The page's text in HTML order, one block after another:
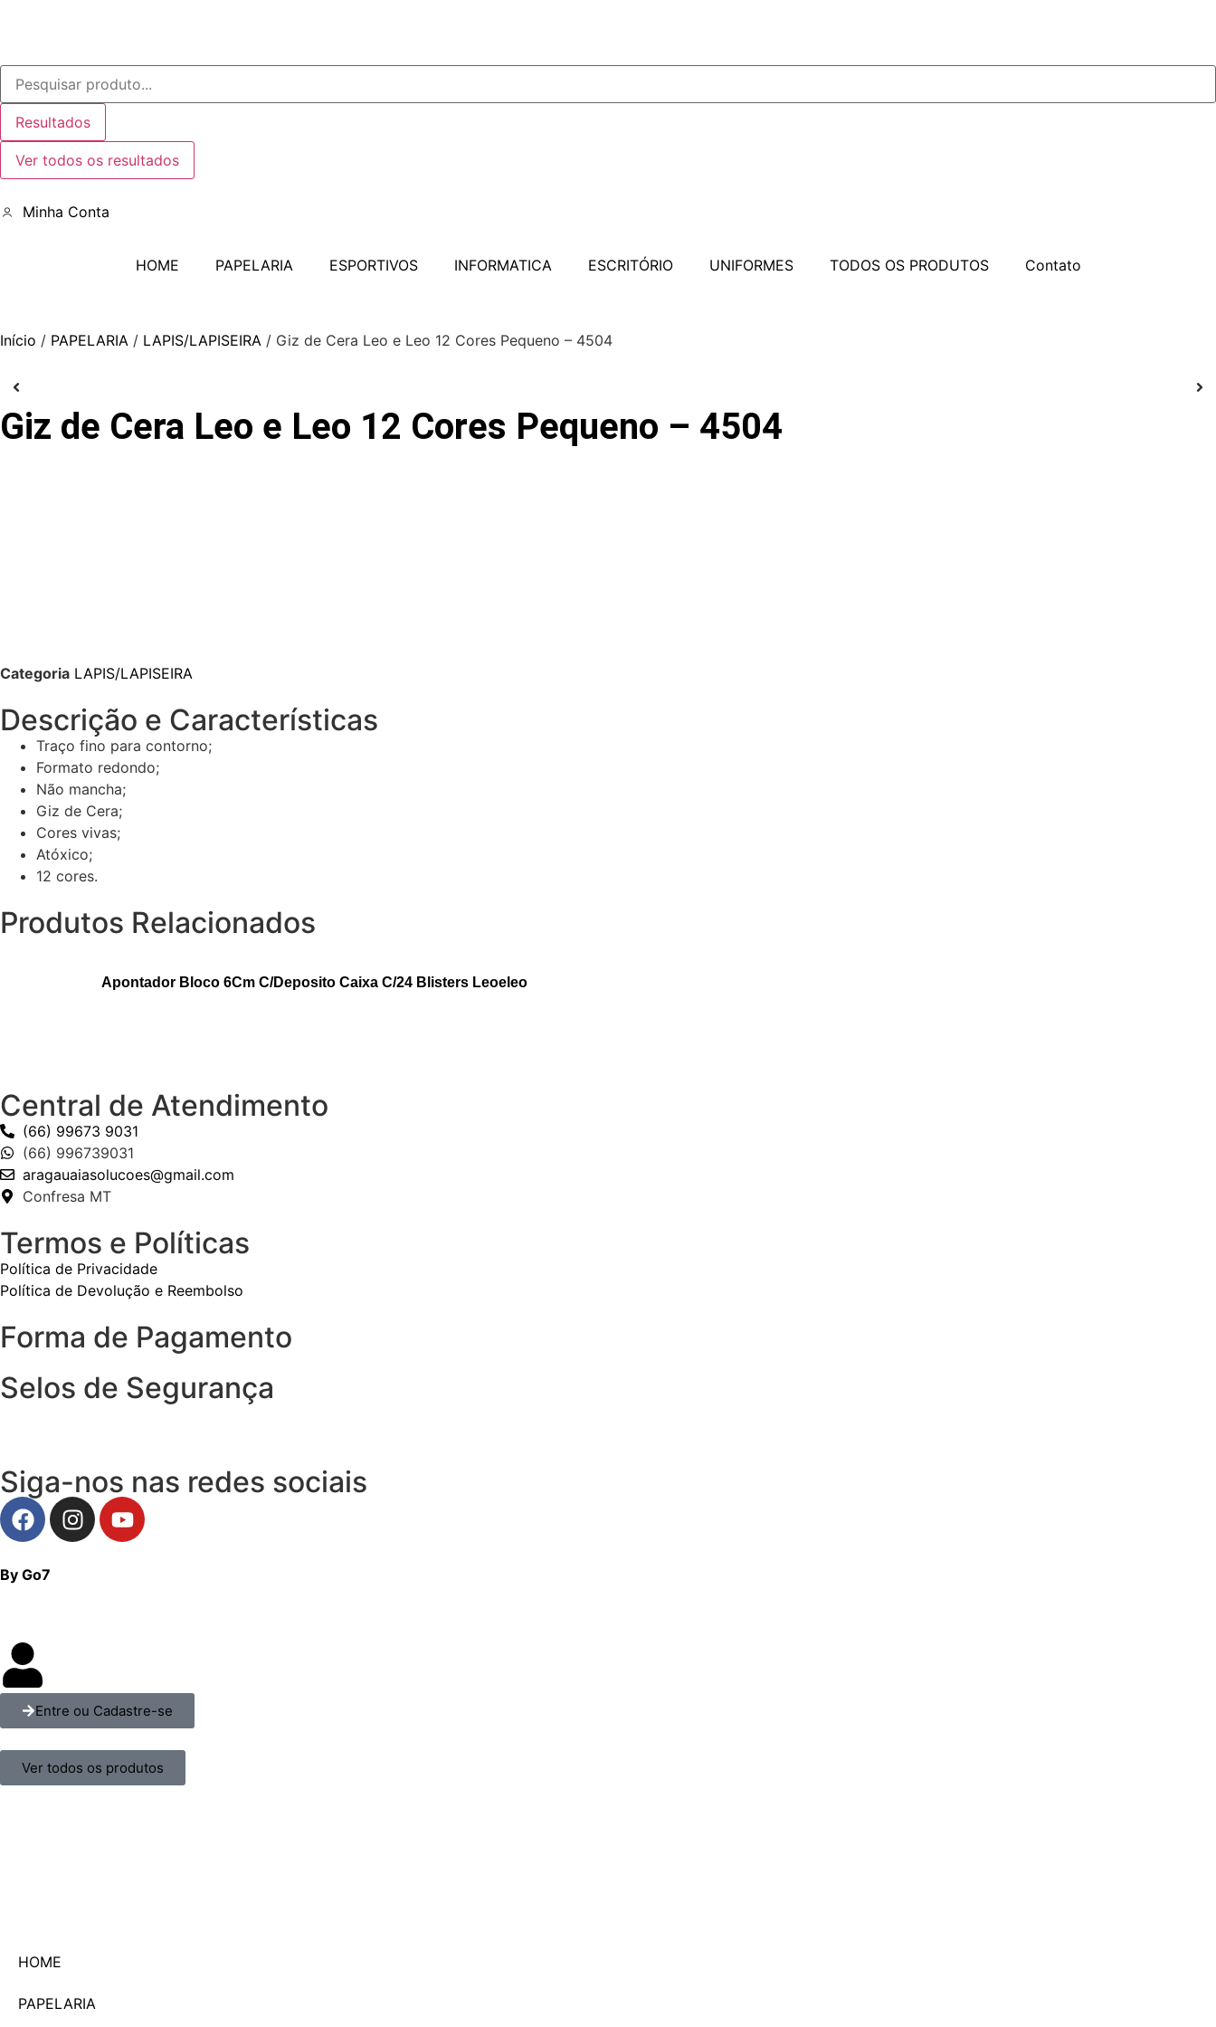
Resultados
Ver todos os resultados
Minha Conta
HOME PAPELARIA ESPORTIVOS INFORMATICA ESCRITÓRIO UNIFORMES TODOS OS PRODUTOS Contato
Início / PAPELARIA / LAPIS/LAPISEIRA / Giz de Cera Leo e Leo 12 Cores Pequeno – 4504
Giz de Cera Leo e Leo 12 Cores Pequeno – 4504
Categoria LAPIS/LAPISEIRA
Descrição e Características
Traço fino para contorno;
Formato redondo;
Não mancha;
Giz de Cera;
Cores vivas;
Atóxico;
12 cores.
Produtos Relacionados
Apontador Bloco 6Cm C/Deposito Caixa C/24 Blisters Leoeleo
Central de Atendimento
(66) 99673 9031
(66) 996739031
aragauaiasolucoes@gmail.com
Confresa MT
Termos e Políticas
Política de Privacidade
Política de Devolução e Reembolso
Forma de Pagamento
Selos de Segurança
Siga-nos nas redes sociais
By Go7
Entre ou Cadastre-se
Ver todos os produtos
HOME
PAPELARIA